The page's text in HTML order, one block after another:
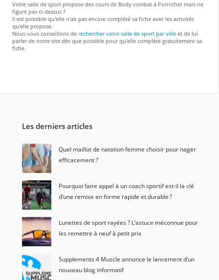
Votre salle de sport propose des cours de Body combat à Pornichet mais ne
figure pas ci-dessus ?
Il est possible qu'elle n'ait pas encore complété sa fiche avec les activités
qu'elle propose.
Nous vous conseillons de rechercher votre salle de sport par ville et de lui
parler de notre site dès que possible pour qu'elle complète gratuitement sa
fiche.
Les derniers articles
Quel maillot de natation femme choisir pour nager
efficacement ?
Pourquoi faire appel à un coach sportif est-il la clé
d’une remise en forme rapide et durable ?
Lunettes de sport rayées ? L’astuce méconnue pour
les remettre à neuf à petit prix
Supplements 4 Muscle annonce le lancement d’un
nouveau blog informatif